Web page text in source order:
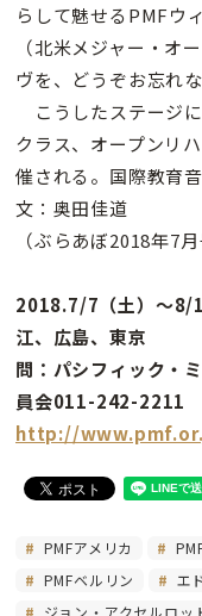
らして魅せるPMFウ
（北米メジャー・オ
ヴを、どうぞお忘れな
こうしたステージ
クラス、オープンリ
催される。国際教育
文：奥田佳道
（ぶらあぼ2018年7月
2018.7/7（土）〜8/
江、広島、東京
問：パシフィック・
員会011-242-2211
http://
PMFアメリカ
PMFベルリン
エ
ジョン・アクセルロッ